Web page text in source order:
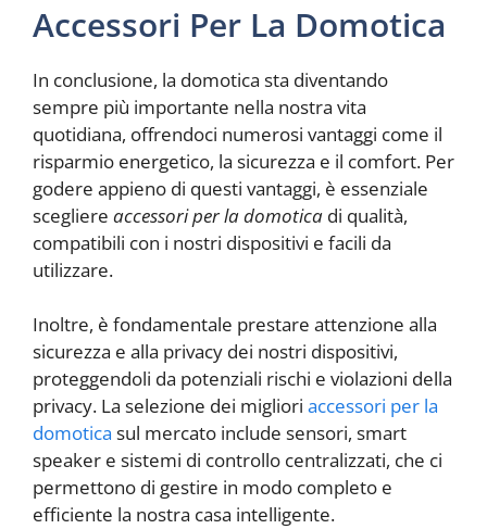
Accessori Per La Domotica
In conclusione, la domotica sta diventando
sempre più importante nella nostra vita
quotidiana, offrendoci numerosi vantaggi come il
risparmio energetico, la sicurezza e il comfort. Per
godere appieno di questi vantaggi, è essenziale
scegliere accessori per la domotica di qualità,
compatibili con i nostri dispositivi e facili da
utilizzare.
Inoltre, è fondamentale prestare attenzione alla
sicurezza e alla privacy dei nostri dispositivi,
proteggendoli da potenziali rischi e violazioni della
privacy. La selezione dei migliori accessori per la
domotica sul mercato include sensori, smart
speaker e sistemi di controllo centralizzati, che ci
permettono di gestire in modo completo e
efficiente la nostra casa intelligente.